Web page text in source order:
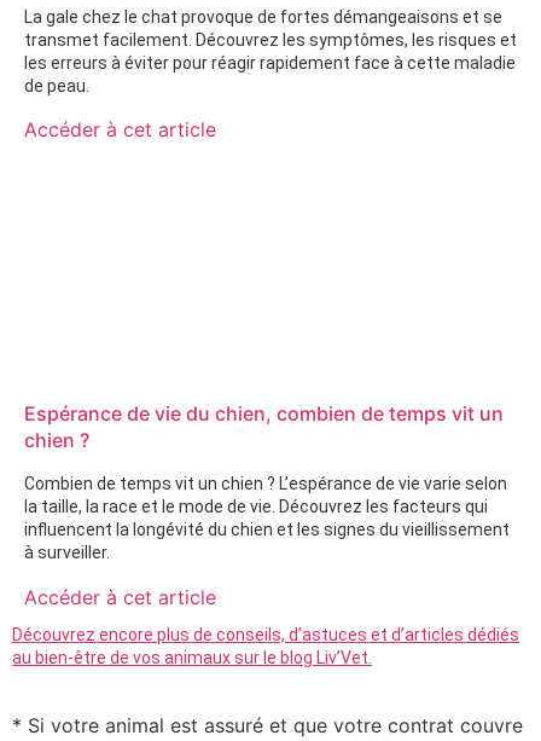
La gale chez le chat provoque de fortes démangeaisons et se
transmet facilement. Découvrez les symptômes, les risques et
les erreurs à éviter pour réagir rapidement face à cette maladie
de peau.
Accéder à cet article
Espérance de vie du chien, combien de temps vit un
chien ?
Combien de temps vit un chien ? L’espérance de vie varie selon
la taille, la race et le mode de vie. Découvrez les facteurs qui
influencent la longévité du chien et les signes du vieillissement
à surveiller.
Accéder à cet article
Découvrez encore plus de conseils, d’astuces et d’articles dédiés
au bien-être de vos animaux sur le blog Liv’Vet.
* Si votre animal est assuré et que votre contrat couvre